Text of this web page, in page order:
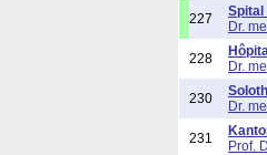
227
Spital
Dr.
228
Dr.
230
Dr.
231
Prof.